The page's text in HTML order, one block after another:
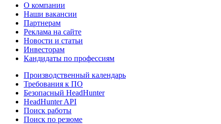
О компании
Наши вакансии
Партнерам
Реклама на сайте
Новости и статьи
Инвесторам
Кандидаты по профессиям
Производственный календарь
Требования к ПО
Безопасный HeadHunter
HeadHunter API
Поиск работы
Поиск по резюме